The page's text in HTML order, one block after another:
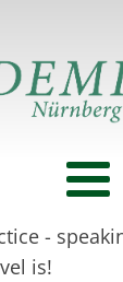
-
is!